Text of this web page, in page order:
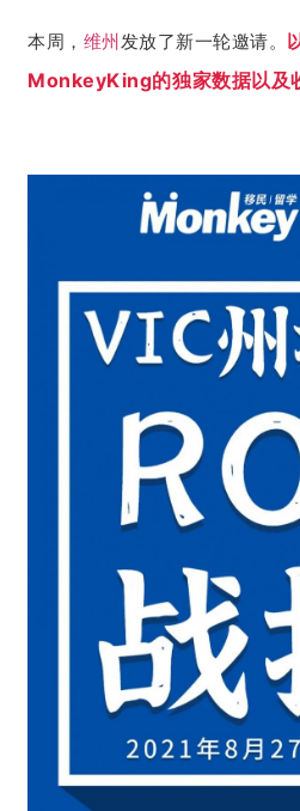
本周， 维州 发放了新一轮邀请。
MonkeyKing的独家数据以及